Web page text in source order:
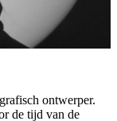
ontwerper.
de tijd van de